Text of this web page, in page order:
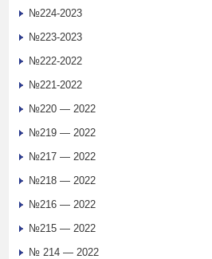
№224-2023
№223-2023
№222-2022
№221-2022
№220 — 2022
№219 — 2022
№217 — 2022
№218 — 2022
№216 — 2022
№215 — 2022
№ 214 — 2022